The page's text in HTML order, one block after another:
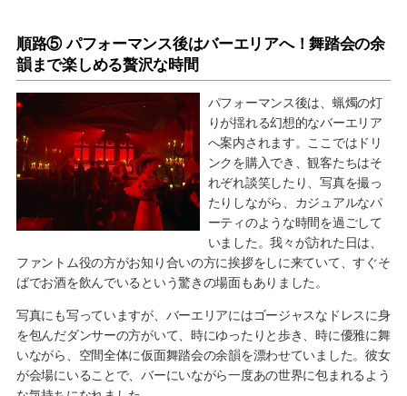
順路⑤ パフォーマンス後はバーエリアへ！舞踏会の余
韻まで楽しめる贅沢な時間
パフォーマンス後は、蝋燭の灯
りが揺れる幻想的なバーエリア
へ案内されます。ここではドリ
ンクを購入でき、観客たちはそ
れぞれ談笑したり、写真を撮っ
たりしながら、カジュアルなパ
ーティのような時間を過ごして
いました。我々が訪れた日は、
ファントム役の方がお知り合いの方に挨拶をしに来ていて、すぐそ
ばでお酒を飲んでいるという驚きの場面もありました。
写真にも写っていますが、バーエリアにはゴージャスなドレスに身
を包んだダンサーの方がいて、時にゆったりと歩き、時に優雅に舞
いながら、空間全体に仮面舞踏会の余韻を漂わせていました。彼女
が会場にいることで、バーにいながら一度あの世界に包まれるよう